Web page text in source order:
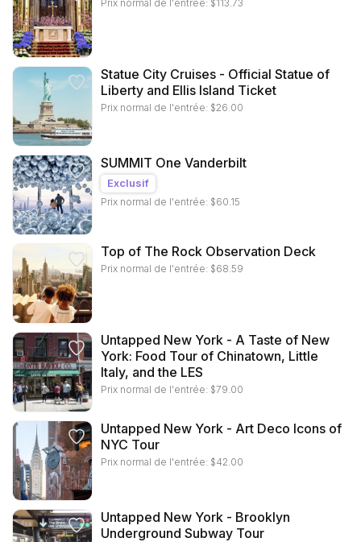
Prix normal de l'entrée: $113.73
Statue City Cruises - Official Statue of
Liberty and Ellis Island Ticket
Prix normal de l'entrée: $26.00
SUMMIT One Vanderbilt
Exclusif
Prix normal de l'entrée: $60.15
Top of The Rock Observation Deck
Prix normal de l'entrée: $68.59
Untapped New York - A Taste of New
York: Food Tour of Chinatown, Little
Italy, and the LES
Prix normal de l'entrée: $79.00
Untapped New York - Art Deco Icons of
NYC Tour
Prix normal de l'entrée: $42.00
Untapped New York - Brooklyn
Underground Subway Tour